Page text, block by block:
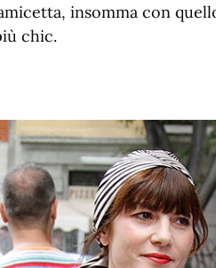
insomma con
chic.